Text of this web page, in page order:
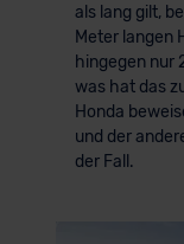
als lang gilt,
Meter langen
hingegen nur
was hat das
Honda
und der
der Fall.